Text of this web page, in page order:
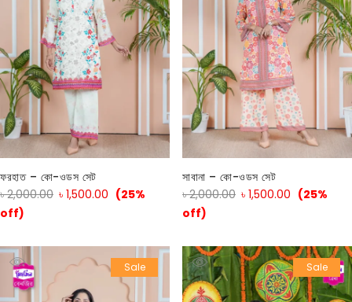
ফরহাত – কো-ওডস সেট
৳2,000.00 ৳ 1,500.00 (25%
off)
সাবানা – কো-ওডস সেট
৳2,000.00 ৳ 1,500.00 (25%
off)
Sale Sale